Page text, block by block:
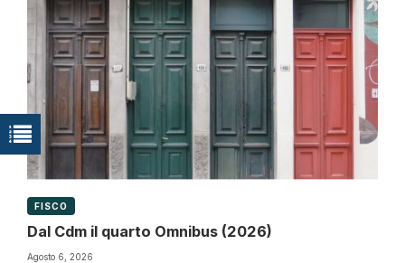
FISCO
Dal Cdm il quarto Omnibus (2026)
Agosto 6, 2026